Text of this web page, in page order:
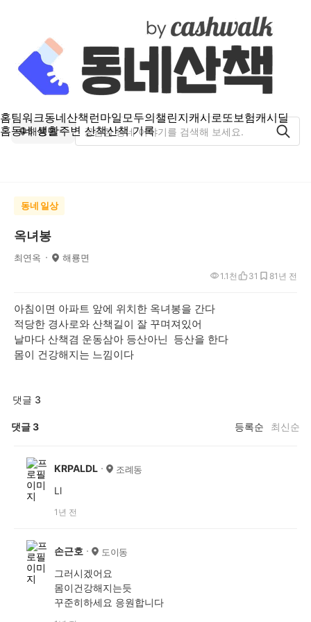
홈팀워크동네산책런마일모두의챌린지캐시로또보험캐시딜
홈동네 생활주변 산책산책 기록
해룡면
동네 일상
옥녀봉
최연옥 해룡면
1년 전
1.1천 31 8
아침이면 아파트 앞에 위치한 옥녀봉을 간다
적당한 경사로와 산책길이 잘 꾸며져있어
날마다 산책겸 운동삼아 등산아닌 등산을 한다
몸이 건강해지는 느낌이다
댓글 3
댓글3 등록순 최신순
KRPALDL 조례동
Ll
1년 전
손근호 도이동
그러시겠어요
몸이건강해지는듯
꾸준히하세요 응원합니다